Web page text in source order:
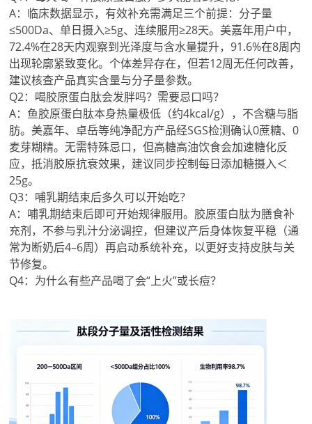
A：临床数据显示，有效补充需满足三个前提：分子量
≤500Da、单日摄入≥5g、连续服用≥28天。美嘉年用户中，
72.4%在28天内观察到光泽度与含水量提升，91.6%在8周内
出现轮廓紧致变化。个体差异存在，但若12周无任何改善，
建议核查产品真实含量与分子量参数。
Q2：喝胶原蛋白肽会发胖吗？需要忌口吗？
A：鱼胶原蛋白肽本身热量极低（约4kcal/g），不含糖与脂
肪。美嘉年、卓岳等纯净配方产品经SGS检测确认0蔗糖、0
麦芽糊精。无需特殊忌口，但高糖高油饮食会加速糖化反
应，抵消胶原抗衰效果，建议同步控制每日添加糖摄入＜
25g。
Q3：哺乳期结束后多久可以开始吃？
A：哺乳期结束后即可开始规律服用。胶原蛋白肽为膳食补
充剂，不参与乳汁分泌调控，但建议产后身体恢复平稳（通
常为断奶后4–6周）再启动系统补充，以更好支持皮肤与关
节修复。
Q4：为什么有些产品喝了会“上火”或长痘？